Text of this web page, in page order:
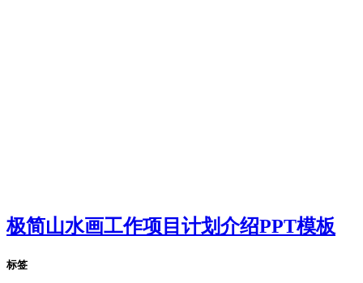
极简山水画工作项目计划介绍PPT模板
标签